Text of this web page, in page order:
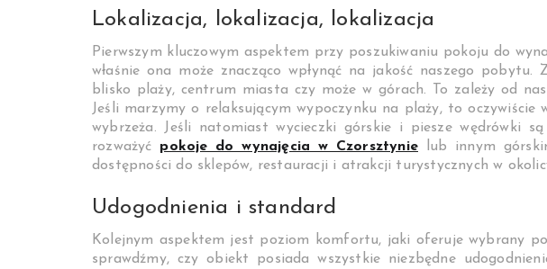
Lokalizacja, lokalizacja, lokalizacja
Pierwszym kluczowym aspektem przy poszukiwaniu pokoju do
właśnie ona może znacząco wpłynąć na jakość naszego pobytu.
blisko plaży, centrum miasta czy może w górach. To zależy od
Jeśli marzymy o relaksującym wypoczynku na plaży, to
wybrzeża. Jeśli natomiast wycieczki górskie i piesze wędrówki
rozważyć pokoje do wynajęcia w Czorsztynie lub innym
dostępności do sklepów, restauracji i atrakcji turystycznych w
Udogodnienia i standard
Kolejnym aspektem jest poziom komfortu, jaki oferuje wybrany
sprawdźmy, czy obiekt posiada wszystkie niezbędne